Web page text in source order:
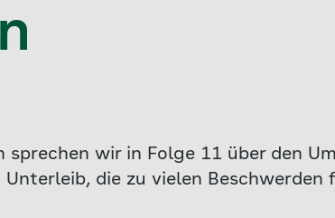
sprechen wir in Folge 11 über den
die zu vielen Beschwerden